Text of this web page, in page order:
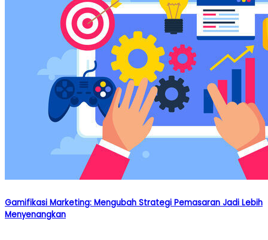
Gamifikasi Marketing: Mengubah Strategi Pemasaran Jadi Lebih
Menyenangkan